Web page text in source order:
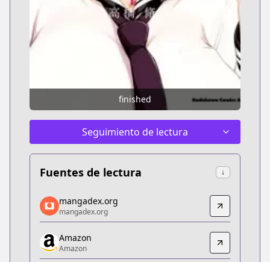
finished
Seguimiento de lectura
Fuentes de lectura ↓
mangadex.org
mangadex.org
https://mangadex.org/title/5865a005-f97c-475d-
Amazon
Amazon
mangadex.org
mangadex.org
Amazon
Amazon